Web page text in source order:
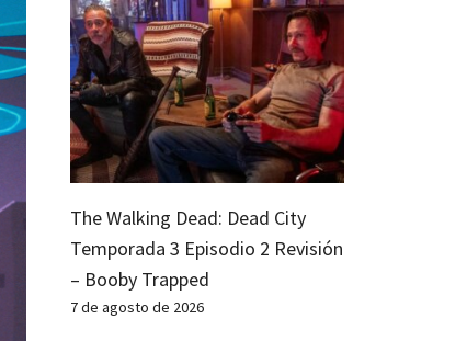
The Walking Dead: Dead City
Temporada 3 Episodio 2 Revisión
– Booby Trapped
7 de agosto de 2026